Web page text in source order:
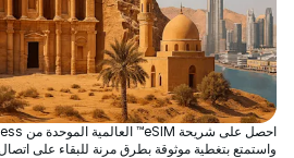
واستمتع بتغطية موثوقة بطرق مرنة للبقاء على